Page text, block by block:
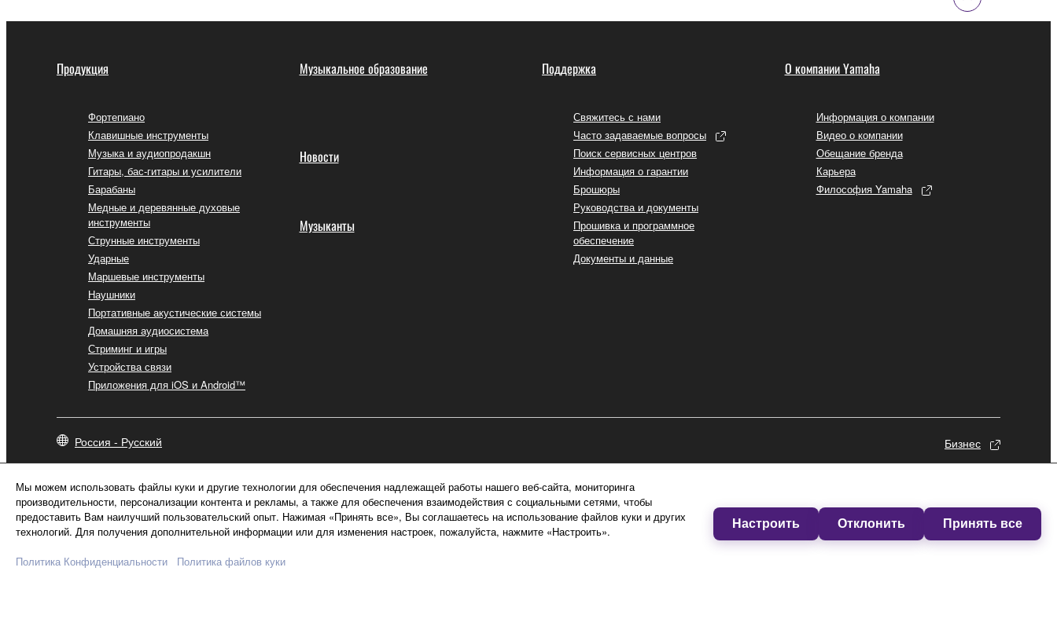
Продукция
Фортепиано
Клавишные инструменты
Музыка и аудиопродакшн
Гитары, бас-гитары и усилители
Барабаны
Медные и деревянные духовые
инструменты
Струнные инструменты
Ударные
Маршевые инструменты
Наушники
Портативные акустические системы
Домашняя аудиосистема
Стриминг и игры
Устройства связи
Приложения для iOS и Android™
Музыкальное образование
Новости
Музыканты
Поддержка
Свяжитесь с нами
Часто задаваемые вопросы
Поиск сервисных центров
Информация о гарантии
Брошюры
Руководства и документы
Прошивка и программное
обеспечение
Документы и данные
О компании Yamaha
Информация о компании
Видео о компании
Обещание бренда
Карьера
Философия Yamaha
Россия - Русский Бизнес
Мы можем использовать файлы куки и другие технологии для обеспечения надлежащей работы нашего веб-сайта, мониторинга
производительности, персонализации контента и рекламы, а также для обеспечения взаимодействия с социальными сетями, чтобы
предоставить Вам наилучший пользовательский опыт. Нажимая «Принять все», Вы соглашаетесь на использование файлов куки и других
технологий. Для получения дополнительной информации или для изменения настроек, пожалуйста, нажмите «Настроить».
Политика Конфиденциальности
Политика файлов куки
Настроить Отклонить Принять все